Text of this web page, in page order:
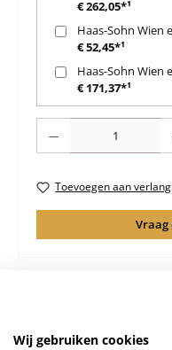
€ 262,05*¹
Haas-Sohn Wien
€ 52,45*¹
Haas-Sohn Wien
€ 171,37*¹
Toevoegen aan
Vraag
Wij gebruiken cookies